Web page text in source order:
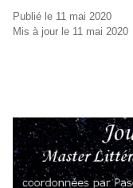
Publié le 11 mai 2020
Mis à jour le 11 mai 2020